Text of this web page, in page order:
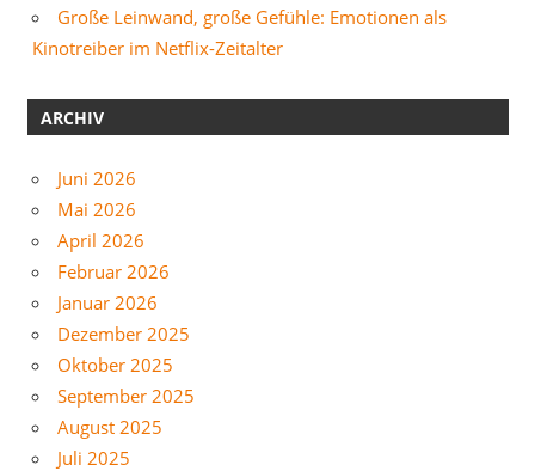
Große Leinwand, große Gefühle: Emotionen als
Kinotreiber im Netflix-Zeitalter
ARCHIV
Juni 2026
Mai 2026
April 2026
Februar 2026
Januar 2026
Dezember 2025
Oktober 2025
September 2025
August 2025
Juli 2025